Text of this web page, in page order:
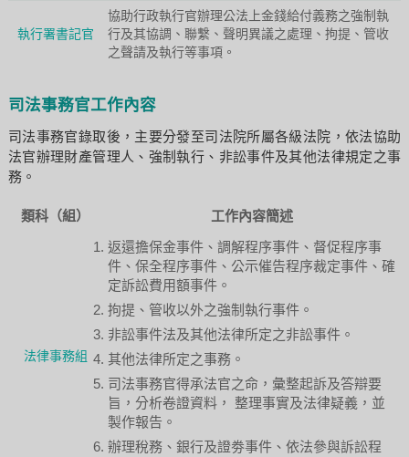
執行署書記官
協助行政執行官辦理公法上金錢給付義務之強制執
行及其協調、聯繫、聲明異議之處理、拘提、管收
之聲請及執行等事項。
司法事務官工作內容
司法事務官錄取後，主要分發至司法院所屬各級法院，依法協助
法官辦理財產管理人、強制執行、非訟事件及其他法律規定之事
務。
類科（組） 工作內容簡述
法律事務組
返還擔保金事件、調解程序事件、督促程序事
件、保全程序事件、公示催告程序裁定事件、確
定訴訟費用額事件。
拘提、管收以外之強制執行事件。
非訟事件法及其他法律所定之非訟事件。
其他法律所定之事務。
司法事務官得承法官之命，彙整起訴及答辯要
旨，分析卷證資料， 整理事實及法律疑義，並
製作報告。
辦理稅務、銀行及證劵事件、依法參與訴訟程